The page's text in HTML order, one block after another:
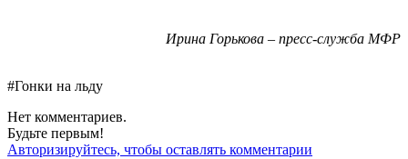
Ирина Горькова – пресс-служба МФР
#Гонки на льду
Нет комментариев.
Будьте первым!
Авторизируйтесь, чтобы оставлять комментарии